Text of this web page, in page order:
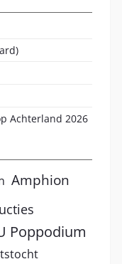
Achterland 2026
Amphion
Poppodium